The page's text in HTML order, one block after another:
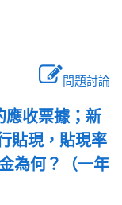
問題討論
應收票據；新
貼現，貼現率
為何？（一年